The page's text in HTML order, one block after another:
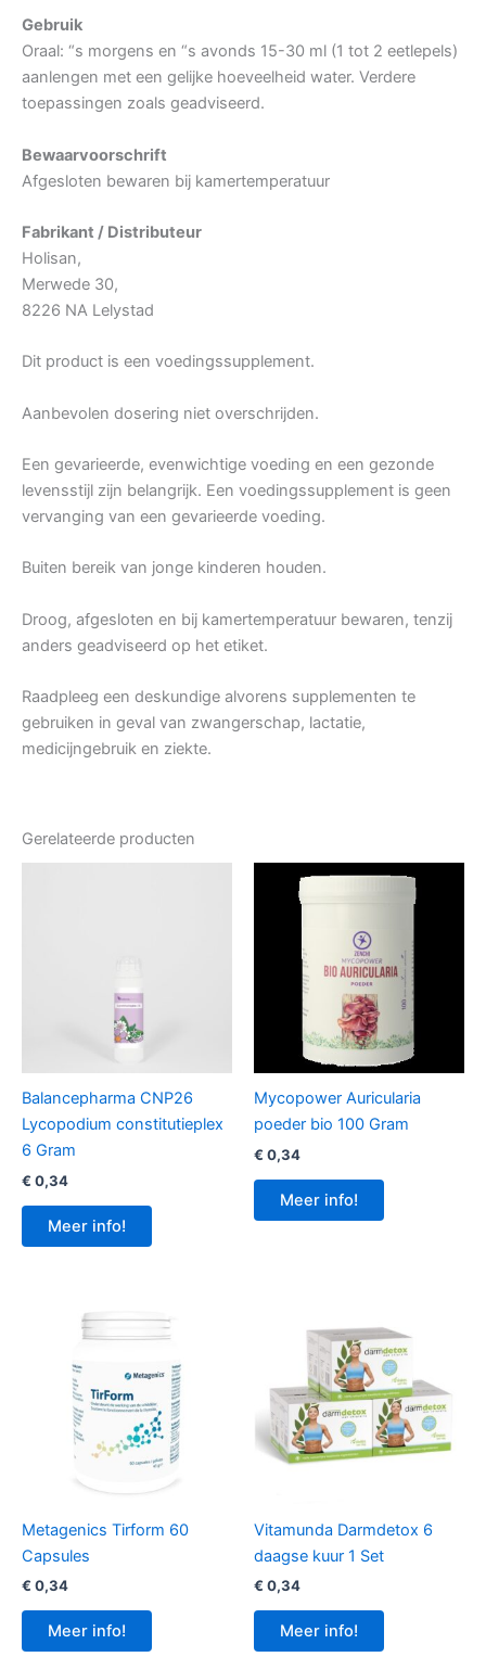
Gebruik
Oraal: “s morgens en “s avonds 15-30 ml (1 tot 2 eetlepels)
aanlengen met een gelijke hoeveelheid water. Verdere
toepassingen zoals geadviseerd.
Bewaarvoorschrift
Afgesloten bewaren bij kamertemperatuur
Fabrikant / Distributeur
Holisan,
Merwede 30,
8226 NA Lelystad
Dit product is een voedingssupplement.
Aanbevolen dosering niet overschrijden.
Een gevarieerde, evenwichtige voeding en een gezonde
levensstijl zijn belangrijk. Een voedingssupplement is geen
vervanging van een gevarieerde voeding.
Buiten bereik van jonge kinderen houden.
Droog, afgesloten en bij kamertemperatuur bewaren, tenzij
anders geadviseerd op het etiket.
Raadpleeg een deskundige alvorens supplementen te
gebruiken in geval van zwangerschap, lactatie,
medicijngebruik en ziekte.
Gerelateerde producten
Balancepharma CNP26
Lycopodium constitutieplex
6 Gram
€ 0,34
Meer info!
Mycopower Auricularia
poeder bio 100 Gram
€ 0,34
Meer info!
Metagenics Tirform 60
Capsules
€ 0,34
Meer info!
Vitamunda Darmdetox 6
daagse kuur 1 Set
€ 0,34
Meer info!